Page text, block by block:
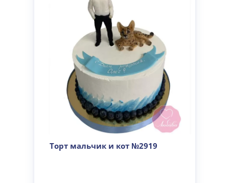
Торт мальчик и кот №2919